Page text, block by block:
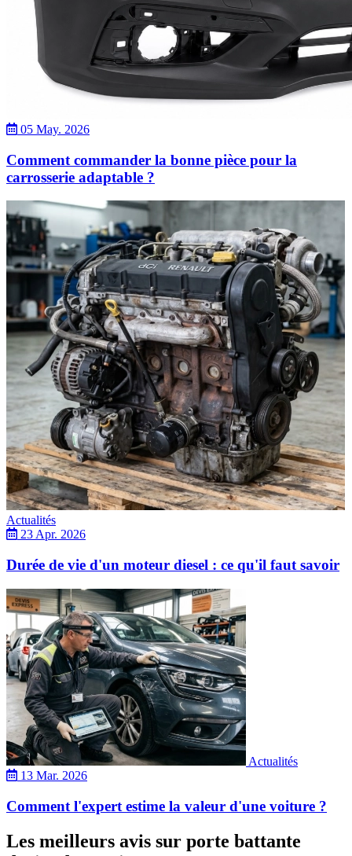
05 May. 2026
Comment commander la bonne pièce pour la
carrosserie adaptable ?
Actualités
23 Apr. 2026
Durée de vie d'un moteur diesel : ce qu'il faut savoir
Actualités
13 Mar. 2026
Comment l'expert estime la valeur d'une voiture ?
Les meilleurs avis sur porte battante